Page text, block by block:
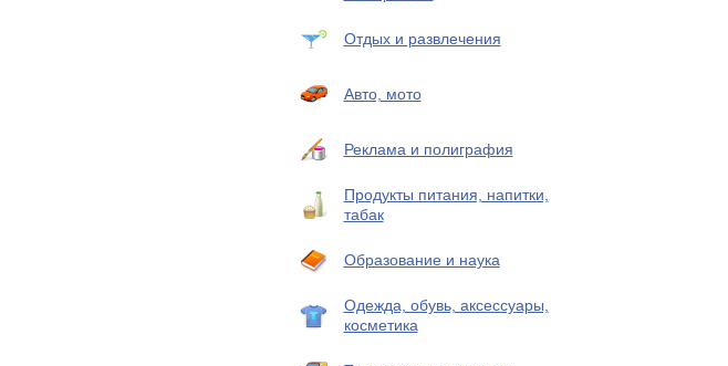
Отдых и развлечения
Авто, мото
Реклама и полиграфия
Продукты питания, напитки,
табак
Образование и наука
Одежда, обувь, аксессуары,
косметика